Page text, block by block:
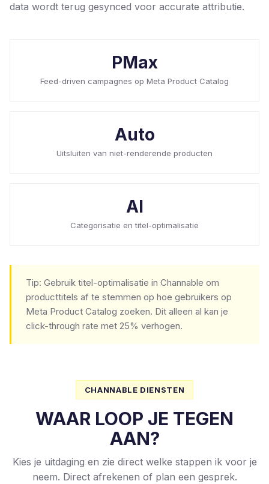
data wordt terug gesynced voor accurate attributie.
PMax
Feed-driven campagnes op Meta Product Catalog
Auto
Uitsluiten van niet-renderende producten
AI
Categorisatie en titel-optimalisatie
Tip: Gebruik titel-optimalisatie in Channable om
producttitels af te stemmen op hoe gebruikers op
Meta Product Catalog zoeken. Dit alleen al kan je
click-through rate met 25% verhogen.
CHANNABLE DIENSTEN
WAAR LOOP JE TEGEN
AAN?
Kies je uitdaging en zie direct welke stappen ik voor je
neem. Direct afrekenen of plan een gesprek.